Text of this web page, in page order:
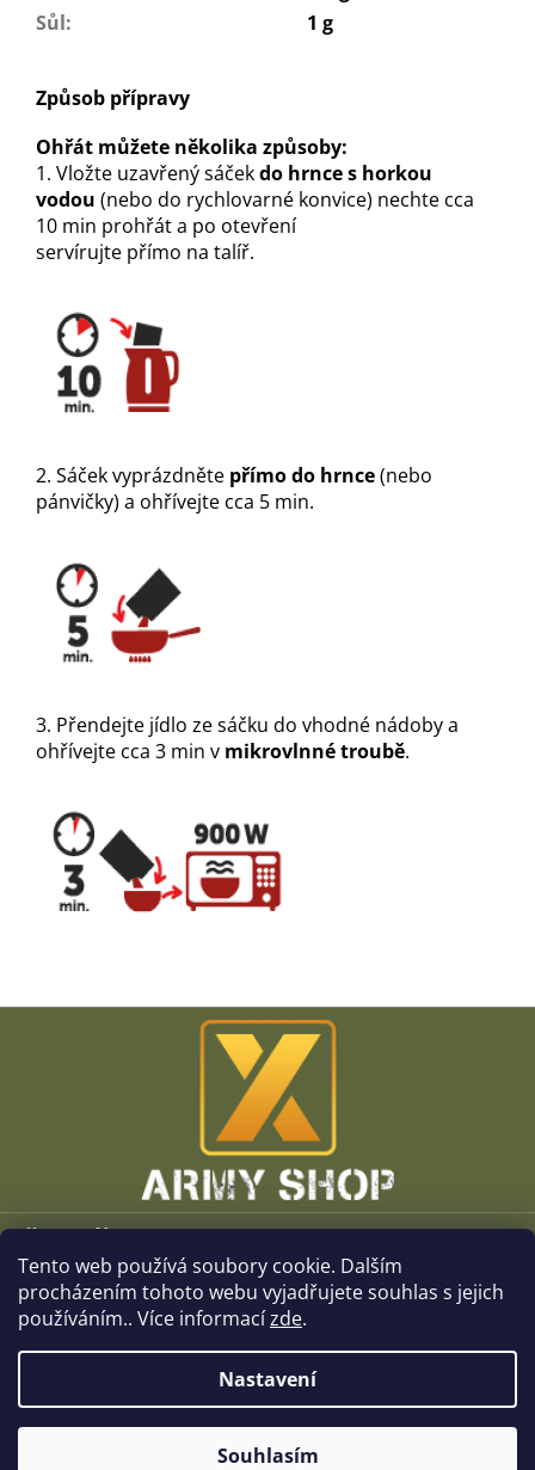
Tento web používá soubory cookie. Dalším
procházením tohoto webu vyjadřujete souhlas s jejich
používáním.. Více informacízde.
Nastavení
Souhlasím
Sůl: 1 g
Způsob přípravy
Ohřát můžete několika způsoby:
1. Vložte uzavřený sáčekdo hrnce s horkou
vodou (nebo do rychlovarné konvice) nechte cca
10 min prohřát a po otevření
servírujte přímo na talíř.
2. Sáček vyprázdněte přímo do hrnce(nebo
pánvičky) a ohřívejte cca 5 min.
3. Přendejte jídlo ze sáčku do vhodné nádoby a
ohřívejte cca 3 min v mikrovlnné troubě.
Z
Vše o nákupu
O společnosti
Kamenné prodejny
Kontakt
x-ArmyShop.cz. Všechna práva vyhrazena.